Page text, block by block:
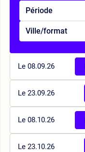
Période
Ville/format
Le 08.09.26
Le 23.09.26
Le 08.10.26
Le 23.10.26